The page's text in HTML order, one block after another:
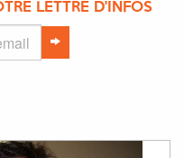
LETTRE D'INFOS